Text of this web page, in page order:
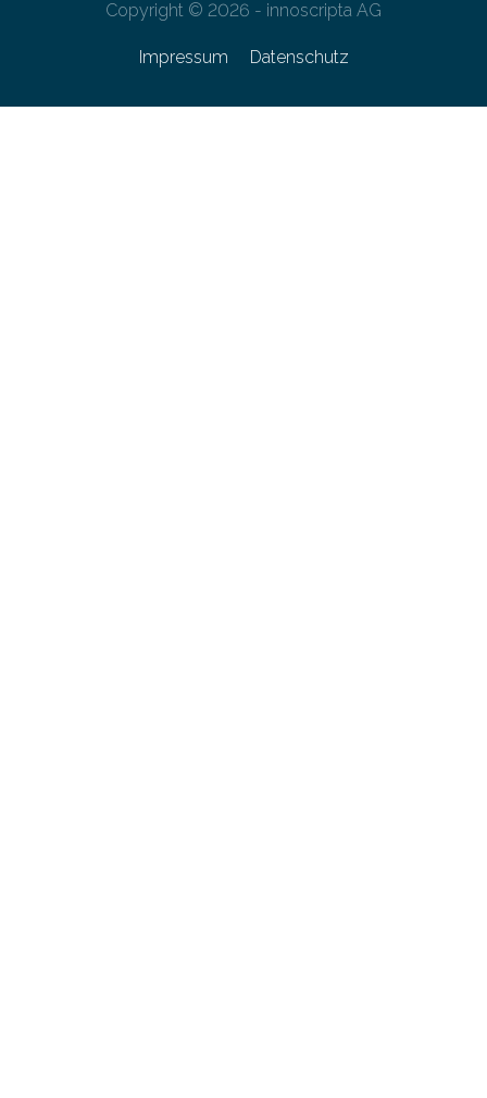
Copyright © 2026 - innoscripta AG
Impressum Datenschutz